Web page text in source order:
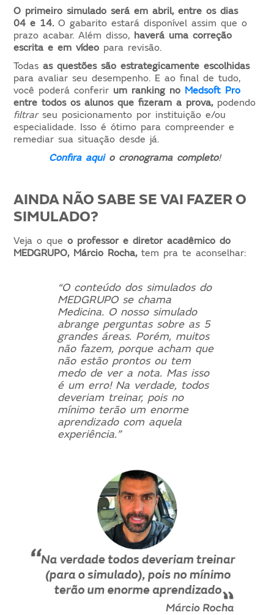
O primeiro simulado será em abril, entre os dias
04 e 14.O gabarito estará disponível assim que o
prazo acabar. Além disso, haverá uma correção
escrita e em vídeo para revisão.
Todasas questões são estrategicamente escolhidas
para avaliar seu desempenho. E ao final de tudo,
você poderá conferir um ranking no Medsoft Pro
entre todos os alunos que fizeram a prova,podendo
filtrarseu posicionamento por instituição e/ou
especialidade. Isso é ótimo para compreender e
remediar sua situação desde já.
Confira aquio cronograma completo!
AINDA NÃO SABE SE VAI FAZER O
SIMULADO?
Veja o queo professor e diretor acadêmico do
MEDGRUPO, Márcio Rocha,tem pra te aconselhar:
“O conteúdo dos simulados do
MEDGRUPO se chama
Medicina. O nosso simulado
abrange perguntas sobre as 5
grandes áreas. Porém, muitos
não fazem, porque acham que
não estão prontos ou tem
medo de ver a nota. Mas isso
é um erro! Na verdade, todos
deveriam treinar, pois no
mínimo terão um enorme
aprendizado com aquela
experiência.”